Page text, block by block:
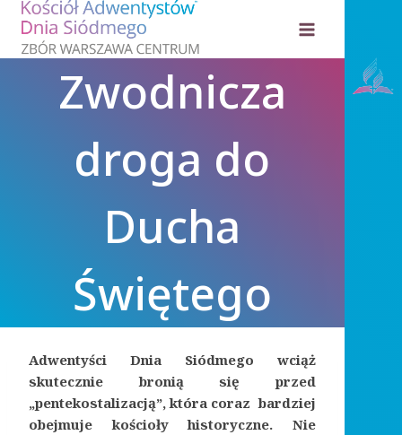
Przejdź
treści
Zwodnicza
droga do
Ducha
Świętego
Adwentyści Dnia Siódmego wciąż
skutecznie bronią się przed
„pentekostalizacją”, która coraz bardziej
obejmuje kościoły historyczne. Nie